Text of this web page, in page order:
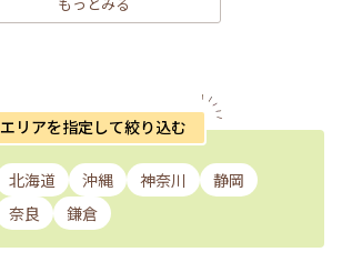
エリアを指定して絞り込む
北海道 沖縄 神奈川
静岡
奈良 鎌倉